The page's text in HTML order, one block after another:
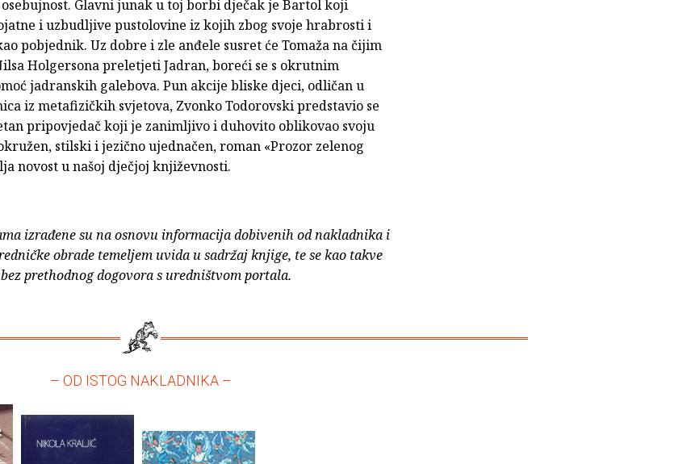
Glavni junak u toj borbi dječak je Bartol koji
i uzbudljive pustolovine iz kojih zbog svoje hrabrosti i
pobjednik. Uz dobre i zle anđele susret će Tomaža na čijim
Holgersona preletjeti Jadran, boreći se s okrutnim
jadranskih galebova. Pun akcije bliske djeci, odličan u
iz metafizičkih svjetova, Zvonko Todorovski predstavio se
pripovjedač koji je zanimljivo i duhovito oblikovao svoju
stilski i jezično ujednačen, roman «Prozor zelenog
novost u našoj dječjoj književnosti.
izrađene su na osnovu informacija dobivenih od nakladnika i
obrade temeljem uvida u sadržaj knjige, te se kao takve
prethodnog dogovora s uredništvom portala.
– OD ISTOG NAKLADNIKA –